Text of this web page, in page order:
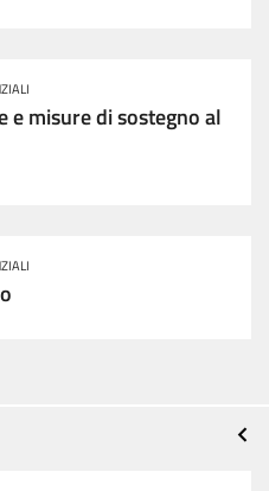
e misure di sostegno al